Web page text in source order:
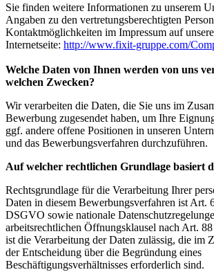
Sie finden weitere Informationen zu unserem
Angaben zu den vertretungsberechtigten
Kontaktmöglichkeiten im Impressum auf
Internetseite: http://www.fixit-gruppe.com/
Welche Daten von Ihnen werden von uns
welchen Zwecken?
Wir verarbeiten die Daten, die Sie uns im
Bewerbung zugesendet haben, um Ihre
ggf. andere offene Positionen in unseren
und das Bewerbungsverfahren durchzuführen.
Auf welcher rechtlichen Grundlage basiert
Rechtsgrundlage für die Verarbeitung Ihrer
Daten in diesem Bewerbungsverfahren ist Art.
DSGVO sowie nationale
arbeitsrechtlichen Öffnungsklausel nach Art.
ist die Verarbeitung der Daten zulässig, die im
der Entscheidung über die Begründung eines
Beschäftigungsverhältnisses erforderlich sind.